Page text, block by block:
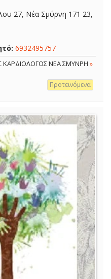
27, Νέα Σμύρνη 171 23,
6932495757
ΚΑΡΔΙΟΛΟΓΟΣ ΝΕΑ ΣΜΥΝΡΗ »
Προτεινόμενα